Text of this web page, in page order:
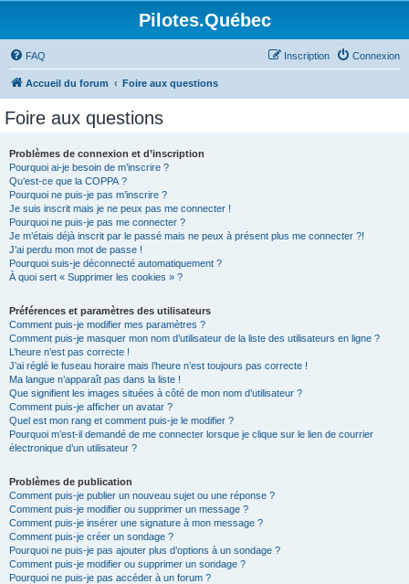
Pilotes.Québec
FAQ Connexion
Inscription
Accueil du forum Foire aux questions
Foire aux questions
Problèmes de connexion et d’inscription
Pourquoi ai-je besoin de m’inscrire ?
Qu’est-ce que la COPPA ?
Pourquoi ne puis-je pas m’inscrire ?
Je suis inscrit mais je ne peux pas me connecter !
Pourquoi ne puis-je pas me connecter ?
Je m’étais déjà inscrit par le passé mais ne peux à présent plus me connecter ?!
J’ai perdu mon mot de passe !
Pourquoi suis-je déconnecté automatiquement ?
À quoi sert « Supprimer les cookies » ?
Préférences et paramètres des utilisateurs
Comment puis-je modifier mes paramètres ?
Comment puis-je masquer mon nom d’utilisateur de la liste des utilisateurs en ligne ?
L’heure n’est pas correcte !
J’ai réglé le fuseau horaire mais l’heure n’est toujours pas correcte !
Ma langue n’apparaît pas dans la liste !
Que signifient les images situées à côté de mon nom d’utilisateur ?
Comment puis-je afficher un avatar ?
Quel est mon rang et comment puis-je le modifier ?
Pourquoi m’est-il demandé de me connecter lorsque je clique sur le lien de courrier
électronique d’un utilisateur ?
Problèmes de publication
Comment puis-je publier un nouveau sujet ou une réponse ?
Comment puis-je modifier ou supprimer un message ?
Comment puis-je insérer une signature à mon message ?
Comment puis-je créer un sondage ?
Pourquoi ne puis-je pas ajouter plus d’options à un sondage ?
Comment puis-je modifier ou supprimer un sondage ?
Pourquoi ne puis-je pas accéder à un forum ?